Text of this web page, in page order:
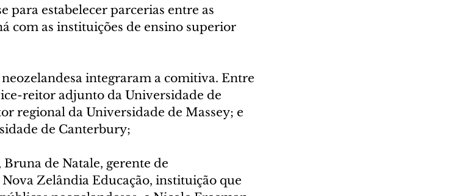
para estabelecer parcerias entre as
com as instituições de ensino superior
integraram a comitiva. Entre
reitor adjunto da Universidade de
regional da Universidade de Massey; e
de Canterbury;
de Natale, gerente de
Zelândia Educação, instituição que